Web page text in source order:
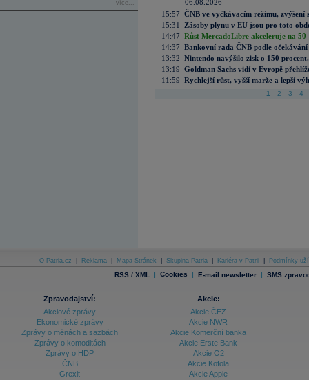
více...
06.08.2026
15:57 ČNB ve vyčkávacím režimu, zvýšení
15:31
Zásoby plynu v EU jsou pro toto
14:47 Růst MercadoLibre akceleruje na
14:37 Bankovní rada ČNB podle
13:32 Nintendo navýšilo zisk o 150
13:19 Goldman Sachs vidí v Evropě
11:59 Rychlejší růst, vyšší marže a lepší
1 2 3 4
O Patria.cz Reklama Mapa Stránek Skupina Patria Kariéra v Patrii Podmínky
RSS / XML | Cookies | E-mail newsletter | SMS
Zpravodajství:
Akciové zprávy
Ekonomické zprávy
Zprávy o měnách a sazbách
Zprávy o komoditách
Zprávy o HDP
ČNB
Grexit
Akcie:
Akcie ČEZ
Akcie NWR
Akcie Komerční banka
Akcie Erste Bank
Akcie O2
Akcie Kofola
Akcie Apple